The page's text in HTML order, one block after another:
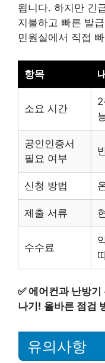
됩니다. 하지만 긴
지불하고 빠른 발
민원실에서 직접
항목
소요 시간
공인인증서
필요 여부
신청 방법
제출 서류
수수료
✅ 에어컨과 난방
나기! 올바른 점검
유의사항